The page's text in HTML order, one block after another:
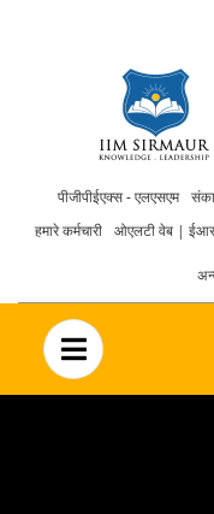
Header
menu
पीजीपीईएक्स - एलएसएम
हमारे कर्मचारी
ओएलटी वेब |
no text